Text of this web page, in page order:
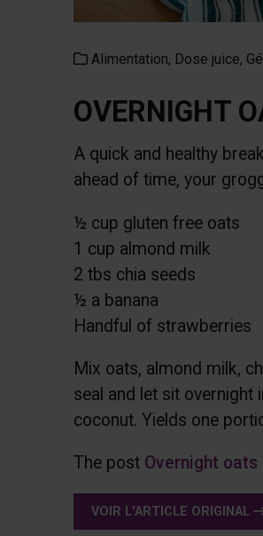
Alimentation, Dose juice,
OVERNIGHT
A quick and healthy
ahead of time, your
½ cup gluten free oats
1 cup almond milk
2 tbs chia seeds
½ a banana
Handful of strawberries
Mix oats, almond milk,
seal and let sit
coconut. Yields one
The post Overnight oats
VOIR L'ARTICLE ORIGINAL